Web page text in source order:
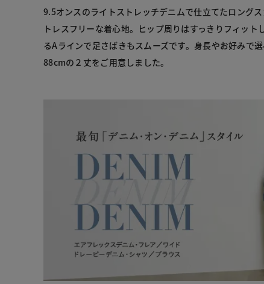
9.5オンスのライトストレッチデニムで仕立てたロング
トレスフリーな着心地。ヒップ周りはすっきりフィット
るAラインで足さばきもスムーズです。身長やお好みで
88cmの２丈をご用意しました。